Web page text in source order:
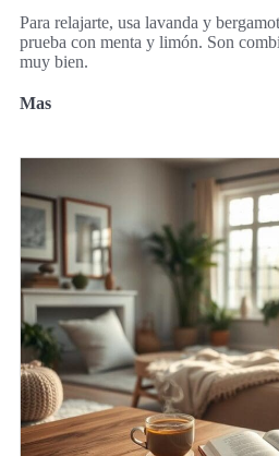
Para relajarte, usa lavanda y
prueba con menta y limón. Son
muy bien.
Mas